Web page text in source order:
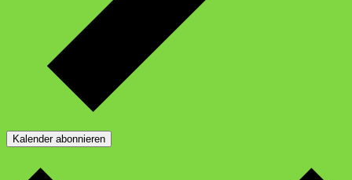
Kalender abonnieren